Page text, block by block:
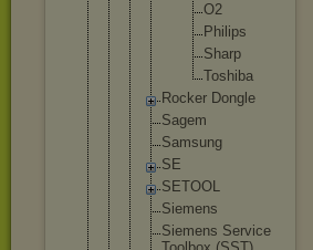
O2
Phil ips
Sharp
Toshiba
Rocker Dongle
Sagem
Samsung
SE
SETOOL
Siemens
Siemens Service